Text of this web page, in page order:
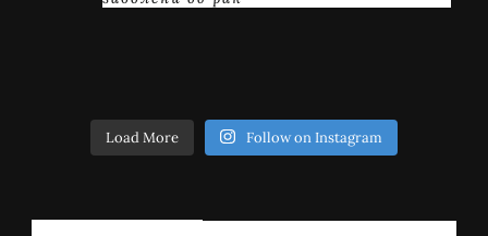
Load More Follow on Instagram